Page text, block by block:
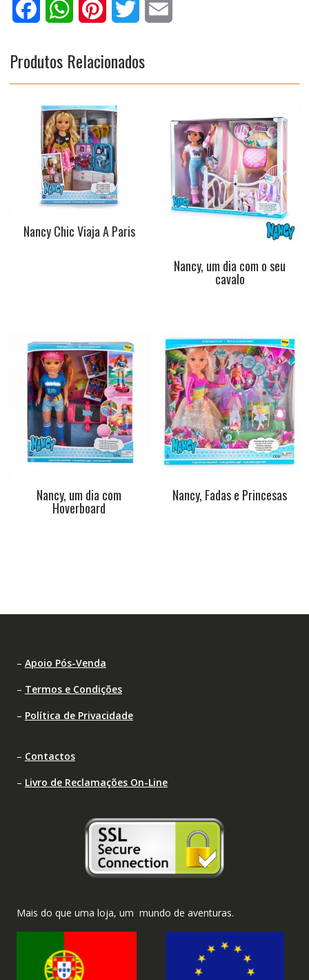
c
b
o
o
k
W
a
s
A
p
p
n
e
r
e
s
t
i
l
Produtos Relacionados
Nancy Chic Viaja A Paris
Nancy, um dia com o seu
cavalo
Nancy, um dia com
Hoverboard
Nancy, Fadas e Princesas
– Apoio Pós-Venda
– Termos e Condições
– Política de Privacidade
– Contactos
– Livro de Reclamações On-Line
Mais do que uma loja, um mundo de aventuras.